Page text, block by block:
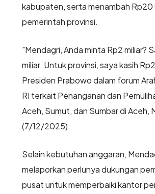
kabupaten, serta menambah Rp20
pemerintah provinsi.
"Mendagri, Anda minta Rp2 miliar?
miliar. Untuk provinsi, saya kasih
Presiden Prabowo dalam forum
RI terkait Penanganan dan
Aceh, Sumut, dan Sumbar di Aceh,
(7/12/2025).
Selain kebutuhan anggaran,
melaporkan perlunya dukungan
pusat untuk memperbaiki kantor